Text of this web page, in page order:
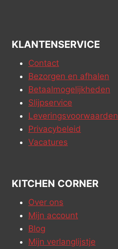
KLANTENSERVICE
Contact
Bezorgen en afhalen
Betaalmogelijkheden
Slijpservice
Leveringsvoorwaarden
Privacybeleid
Vacatures
KITCHEN CORNER
Over ons
Mijn account
Blog
Mijn verlanglijstje